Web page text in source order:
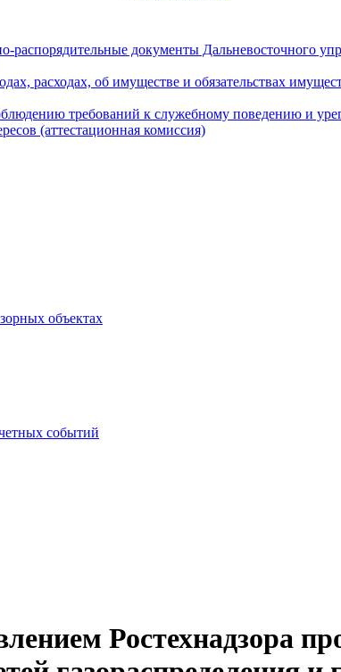
распорядительные документы Дальневосточного
расходах, об имуществе и обязательствах
требований к служебному поведению и
(аттестационная комиссия)
объектах
событий
Ростехнадзора